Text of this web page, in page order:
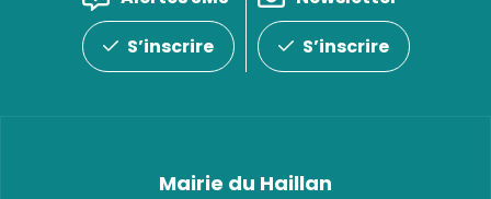
S’inscrire
S’inscrire
Mairie du Haillan